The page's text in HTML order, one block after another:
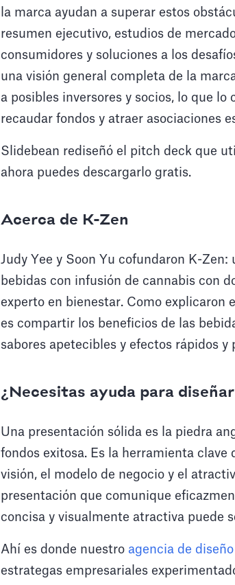
la marca ayudan a superar estos
resumen ejecutivo, estudios de
consumidores y soluciones a los
una visión general completa de la
a posibles inversores y socios, lo que
recaudar fondos y atraer asociaciones
Slidebean rediseñó el pitch deck que
ahora puedes descargarlo gratis.
Acerca de K-Zen
Judy Yee y Soon Yu cofundaron K-
bebidas con infusión de cannabis con
experto en bienestar. Como explicaron
es compartir los beneficios de las
sabores apetecibles y efectos rápidos y
¿Necesitas ayuda para
Una presentación sólida es la piedra
fondos exitosa. Es la herramienta
visión, el modelo de negocio y el
presentación que comunique
concisa y visualmente atractiva puede
Ahí es donde nuestro agencia de
estrategas empresariales